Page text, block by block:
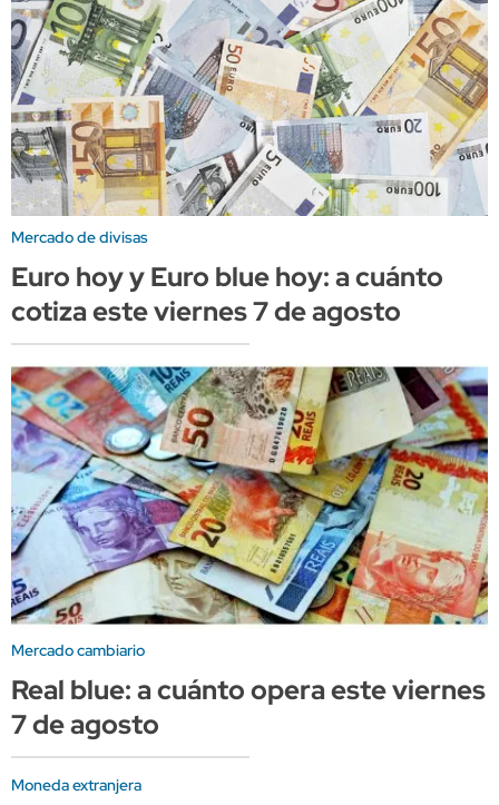
Mercado de divisas
Euro hoy y Euro blue hoy: a cuánto
cotiza este viernes 7 de agosto
Mercado cambiario
Real blue: a cuánto opera este viernes
7 de agosto
Moneda extranjera